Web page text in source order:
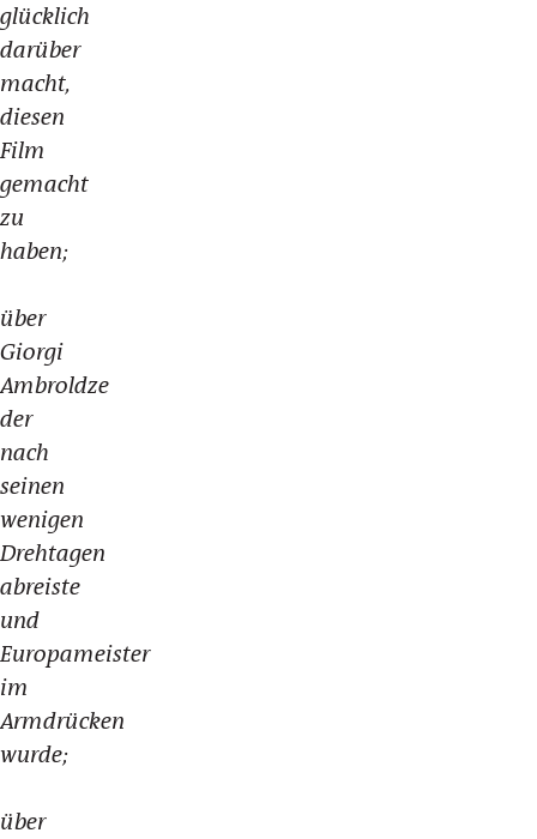
glücklich
darüber
macht,
diesen
Film
gemacht
zu
haben;
über
Giorgi
Ambroldze
der
nach
seinen
wenigen
Drehtagen
abreiste
und
Europameister
im
Armdrücken
wurde;
über